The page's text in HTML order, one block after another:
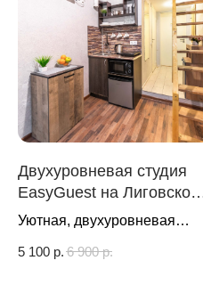
Двухуровневая студия
EasyGuest на Лиговском
м. Площадь Восстания|
Уютная, двухуровневая
Центре Санкт-Петербурга
5 100 р. 6 900 р.